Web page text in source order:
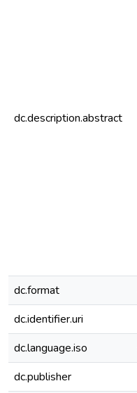
dc.description.abstract
dc.format
dc.identifier.uri
dc.language.iso
dc.publisher